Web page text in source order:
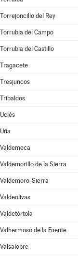
Torrejoncillo del Rey
Torrubia del Campo
Torrubia del Castillo
Tragacete
Tresjuncos
Tribaldos
Uclés
Uña
Valdemeca
Valdemorillo de la Sierra
Valdemoro-Sierra
Valdeolivas
Valdetórtola
Valhermoso de la Fuente
Valsalobre